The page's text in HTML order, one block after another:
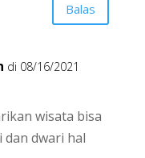
Balas
di 08/16/2021
wisata bisa
dwari hal